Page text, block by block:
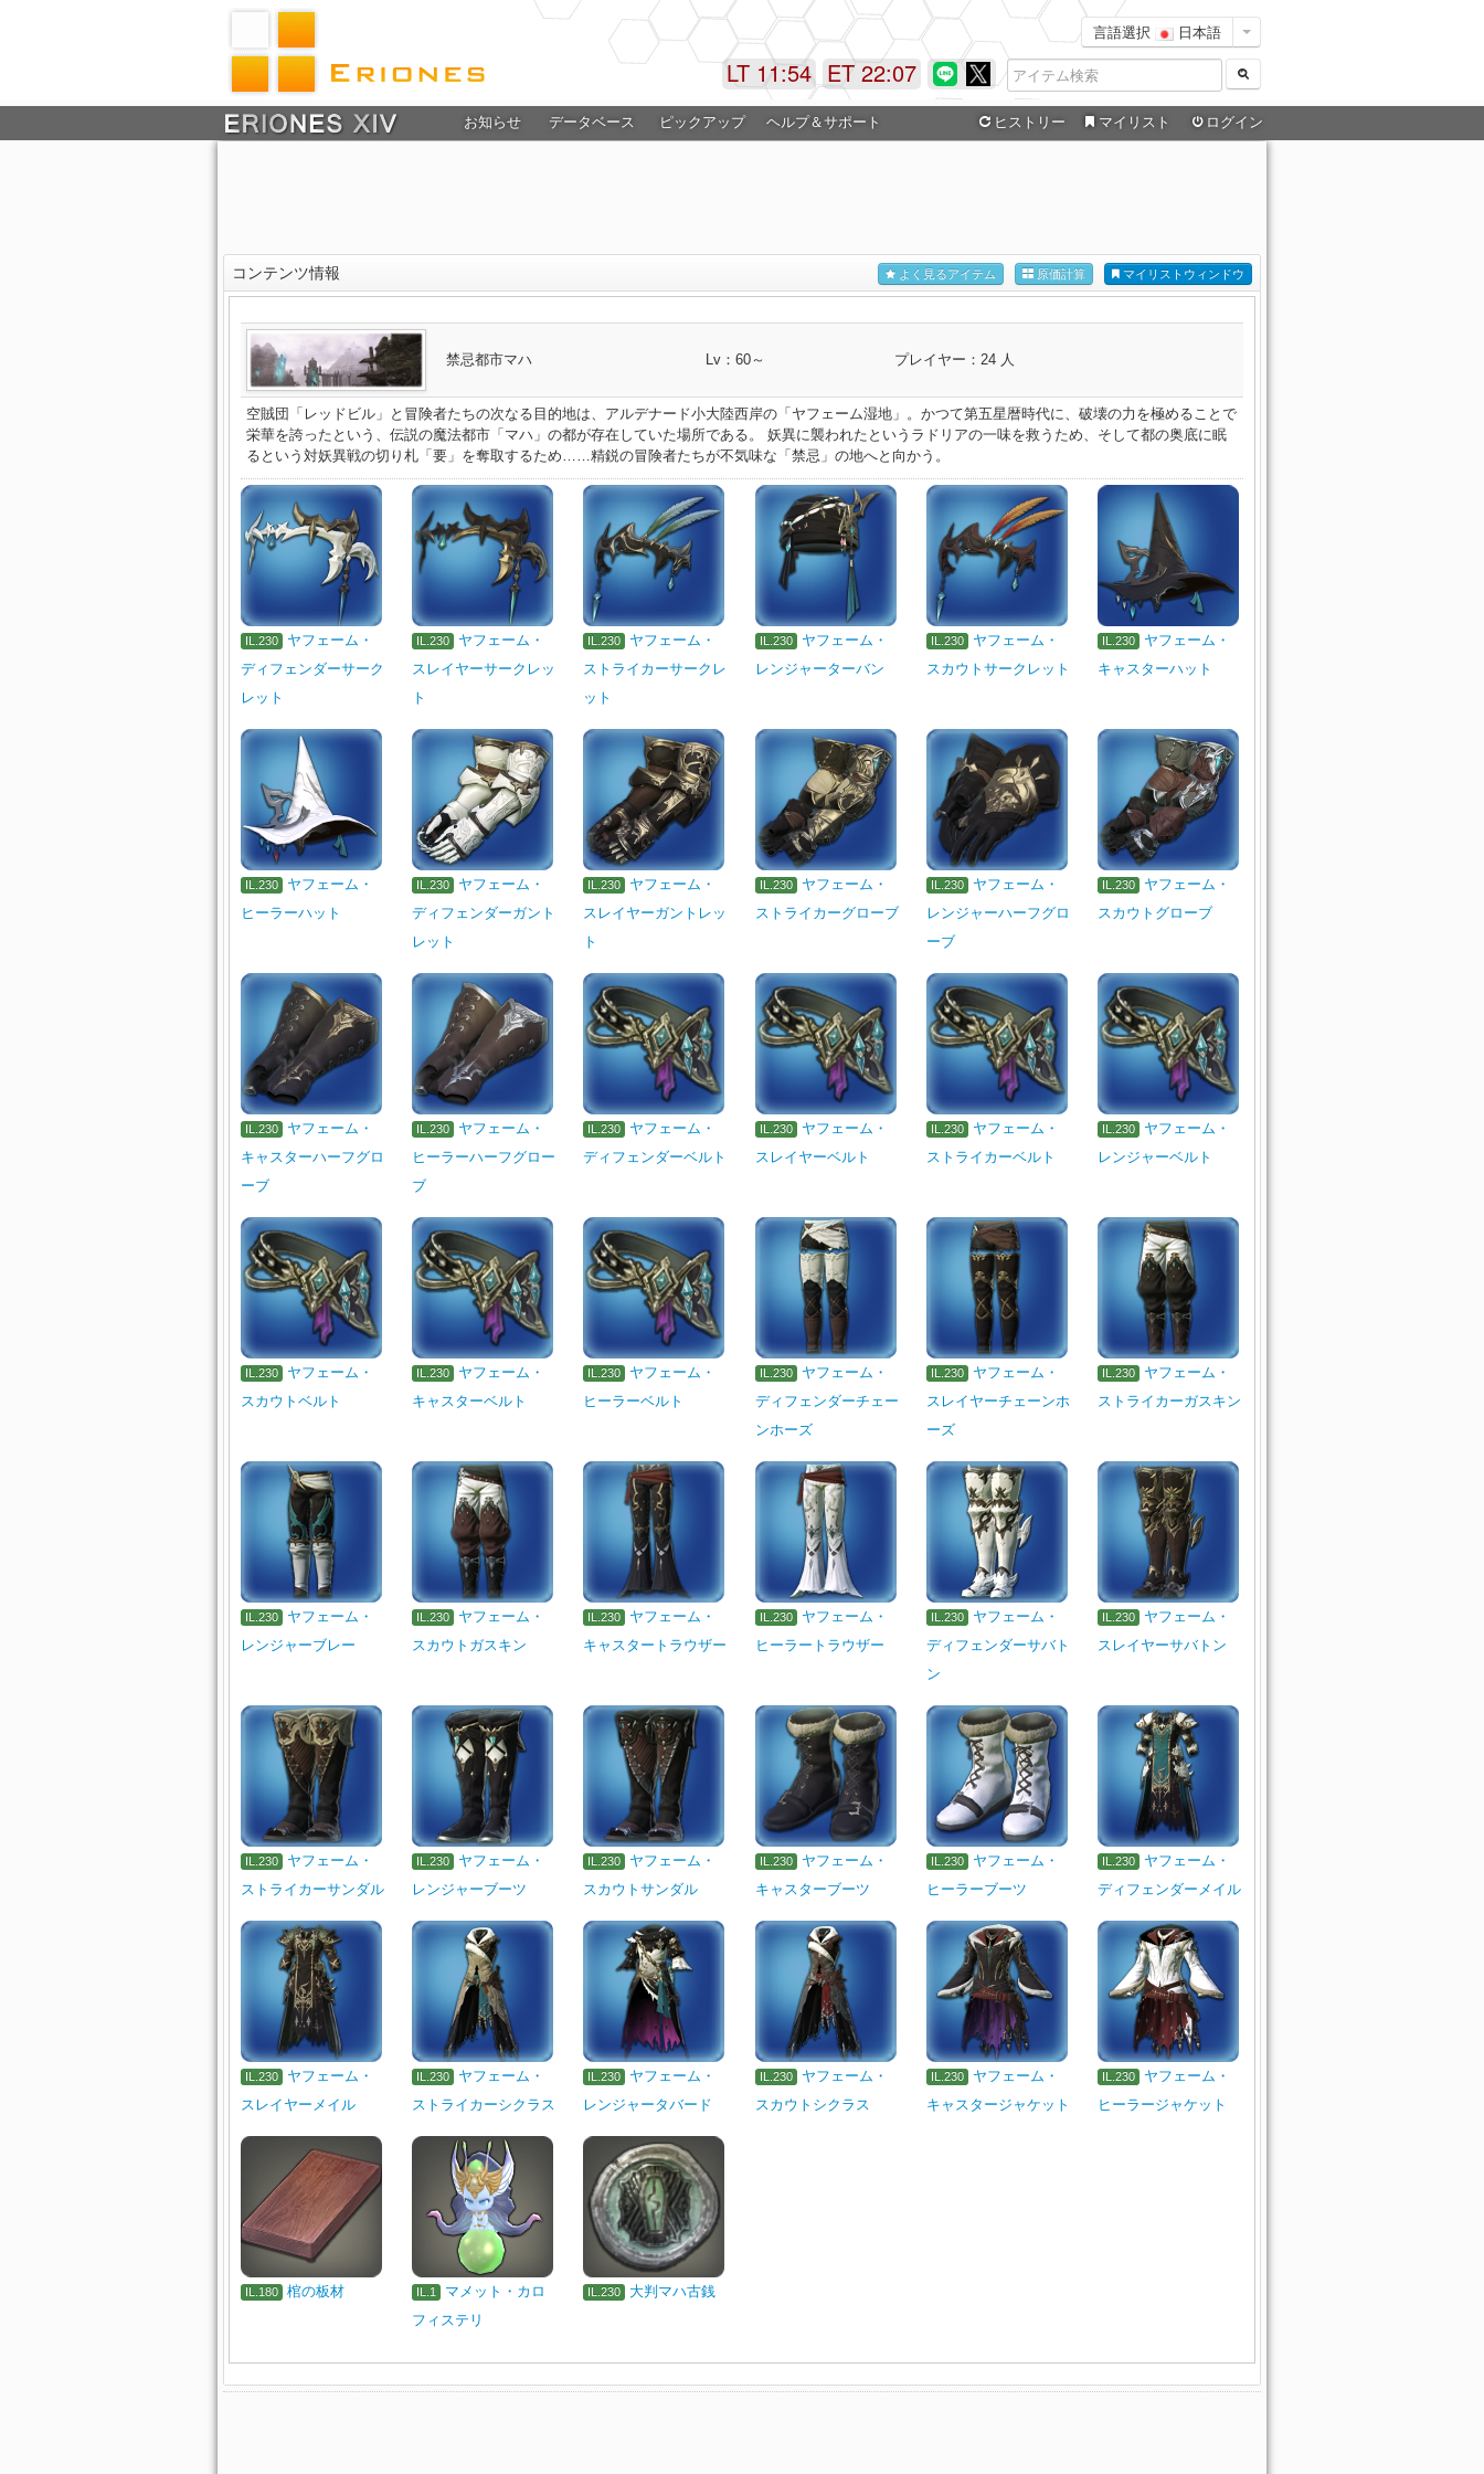
言語選択 日本語
ET 22:07
LT 11:54
お知らせ データベース ピックアップ ヘルプ＆サポート ヒストリー マイリスト ログイン
コンテンツ情報 マイリストウィンドウ
原価計算
よく見るアイテム
禁忌都市マハ Lv：60～ プレイヤー：24 人
空賊団「レッドビル」と冒険者たちの次なる目的地は、アルデナード小大陸西岸の「ヤフェーム湿地」。かつて第五星暦時代に、破壊の力を極めることで
栄華を誇ったという、伝説の魔法都市「マハ」の都が存在していた場所である。 妖異に襲われたというラドリアの一味を救うため、そして都の奥底に眠
るという対妖異戦の切り札「要」を奪取するため……精鋭の冒険者たちが不気味な「禁忌」の地へと向かう。
IL.230
ヤフェーム・
ディフェンダーサーク
レット
IL.230
ヤフェーム・
スレイヤーサークレッ
ト
IL.230
ヤフェーム・
ストライカーサークレ
ット
IL.230
ヤフェーム・
レンジャーターバン
IL.230
ヤフェーム・
スカウトサークレット
IL.230
ヤフェーム・
キャスターハット
IL.230
ヤフェーム・
ヒーラーハット
IL.230
ヤフェーム・
ディフェンダーガント
レット
IL.230
ヤフェーム・
スレイヤーガントレッ
ト
IL.230
ヤフェーム・
ストライカーグローブ
IL.230
ヤフェーム・
レンジャーハーフグロ
ーブ
IL.230
ヤフェーム・
スカウトグローブ
IL.230
ヤフェーム・
キャスターハーフグロ
ーブ
IL.230
ヤフェーム・
ヒーラーハーフグロー
ブ
IL.230
ヤフェーム・
ディフェンダーベルト
IL.230
ヤフェーム・
スレイヤーベルト
IL.230
ヤフェーム・
ストライカーベルト
IL.230
ヤフェーム・
レンジャーベルト
IL.230
ヤフェーム・
スカウトベルト
IL.230
ヤフェーム・
キャスターベルト
IL.230
ヤフェーム・
ヒーラーベルト
IL.230
ヤフェーム・
ディフェンダーチェー
ンホーズ
IL.230
ヤフェーム・
スレイヤーチェーンホ
ーズ
IL.230
ヤフェーム・
ストライカーガスキン
IL.230
ヤフェーム・
レンジャーブレー
IL.230
ヤフェーム・
スカウトガスキン
IL.230
ヤフェーム・
キャスタートラウザー
IL.230
ヤフェーム・
ヒーラートラウザー
IL.230
ヤフェーム・
ディフェンダーサバト
ン
IL.230
ヤフェーム・
スレイヤーサバトン
IL.230
ヤフェーム・
ストライカーサンダル
IL.230
ヤフェーム・
レンジャーブーツ
IL.230
ヤフェーム・
スカウトサンダル
IL.230
ヤフェーム・
キャスターブーツ
IL.230
ヤフェーム・
ヒーラーブーツ
IL.230
ヤフェーム・
ディフェンダーメイル
IL.230
ヤフェーム・
スレイヤーメイル
IL.230
ヤフェーム・
ストライカーシクラス
IL.230
ヤフェーム・
レンジャータバード
IL.230
ヤフェーム・
スカウトシクラス
IL.230
ヤフェーム・
キャスタージャケット
IL.230
ヤフェーム・
ヒーラージャケット
IL.180 棺の板材 IL.1
マメット・カロ
フィステリ
IL.230 大判マハ古銭